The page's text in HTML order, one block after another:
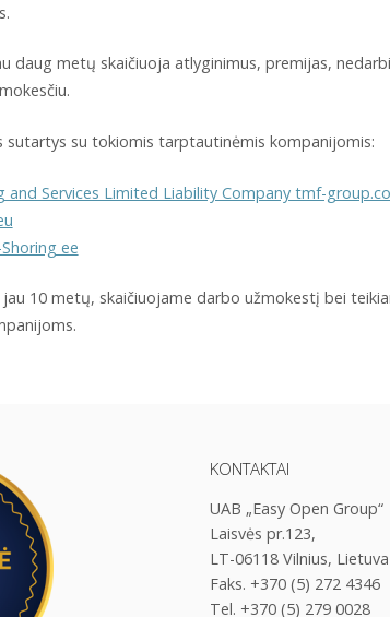
daug metų skaičiuoja atlyginimus, premijas,
sutartys su tokiomis tarptautinėmis kompanijomis:
and Services Limited Liability Company tmf-
ee
10 metų, skaičiuojame darbo užmokestį bei
KONTAKTAI
UAB „Easy Open Group“
Laisvės pr.123,
LT-06118 Vilnius, Lietuva
Faks. +370 (5) 272 4346
Tel. +370 (5) 279 0028